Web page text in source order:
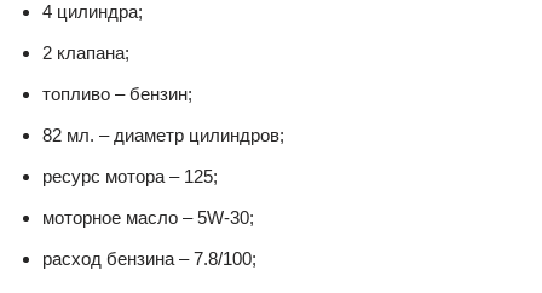
4 цилиндра;
2 клапана;
топливо – бензин;
82 мл. – диаметр цилиндров;
ресурс мотора – 125;
моторное масло – 5W-30;
расход бензина – 7.8/100;